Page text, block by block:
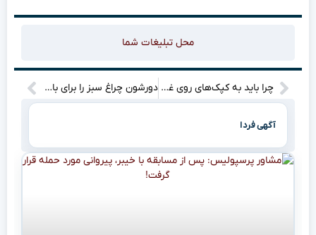
محل تبلیغات شما
چرا باید به کپک‌های روی غذایمان توجه کنیم؟ برخی از آن‌ها می‌توانند سم تولید کنند! دورشون چراغ سبز را برای بازگشت به ترکیه روشن کرد: چرا نمی‌توانم به پیشنهاد فنرباغچه جواب منفی بدهم؟!
آگهی فردا